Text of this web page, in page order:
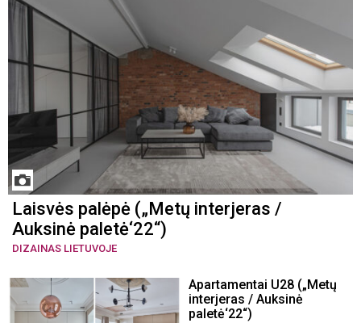
Laisvės palėpė („Metų interjeras /
Auksinė paletė‘22“)
DIZAINAS LIETUVOJE
Apartamentai U28 („Metų
interjeras / Auksinė
paletė‘22“)